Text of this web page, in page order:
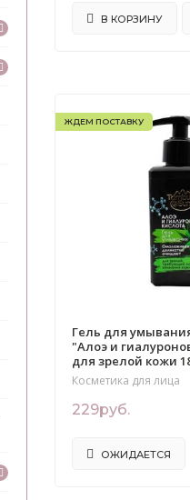
В КОРЗИНУ
ЖДЕМ ПОСТАВКУ
Гель для
"Алоэ и
для зрелой кожи
Косметика для лица
229руб.
ОЖИДАЕТСЯ